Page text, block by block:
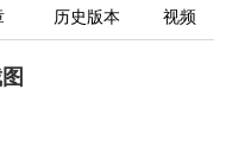
历史版本 视频